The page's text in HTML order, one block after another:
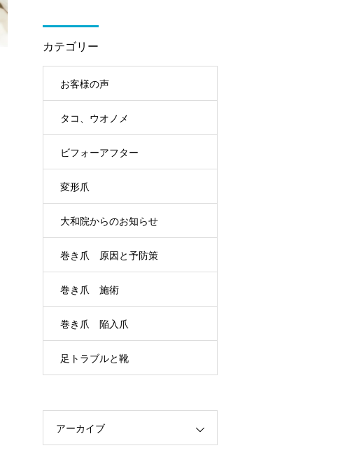
カテゴリー
お客様の声
タコ、ウオノメ
ビフォーアフター
変形爪
大和院からのお知らせ
巻き爪 原因と予防策
巻き爪 施術
巻き爪 陥入爪
足トラブルと靴
アーカイブ